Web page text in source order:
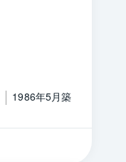
1986年5月築